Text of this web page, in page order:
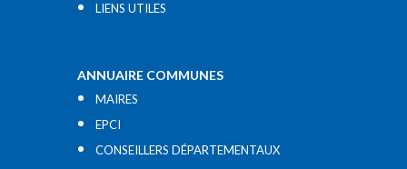
LIENS UTILES​
ANNUAIRE COMMUNES
MAIRES
EPCI
CONSEILLERS DÉPARTEMENTAUX